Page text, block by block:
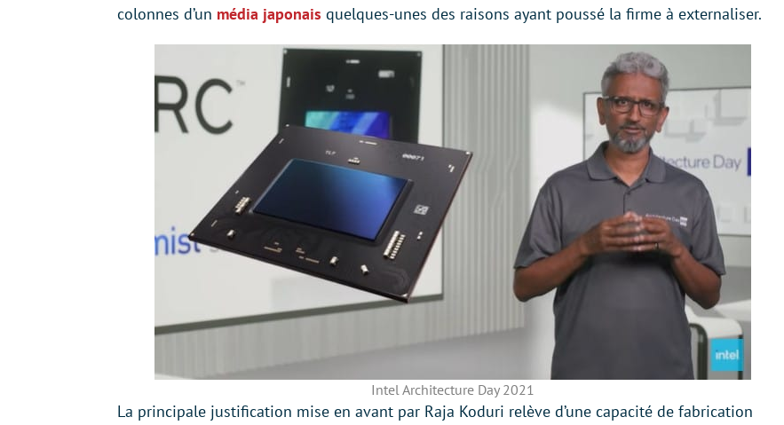
colonnes d’un média japonais quelques-unes des raisons ayant poussé la firme à externaliser.
Intel Architecture Day 2021
La principale justification mise en avant par Raja Koduri relève d’une capacité de fabrication